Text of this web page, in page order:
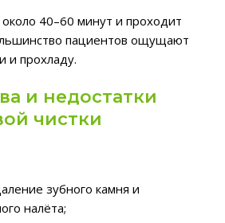
40–60 минут и проходит
пациентов ощущают
и прохладу.
и недостатки
чистки
зубного камня и
налёта;